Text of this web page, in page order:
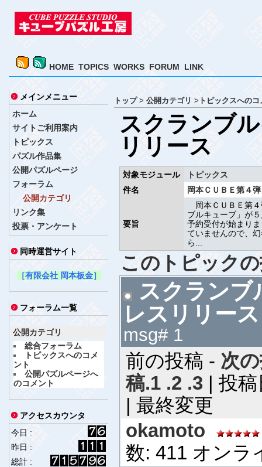
HOME TOPICS WORKS FORUM LINK
メインメニュー
ホーム
サイトご利用案内
トピックス
パズル作品集
公開パズルページ
フォーラム
公開カテゴリ
リンク集
投票・アンケート
同時運営サイト
［有限会社 岡本板金］
フォーラム一覧
公開カテゴリ
総合フォーラム
トピックスへのコメ
ント
公開パズルページへ
のコメント
アクセスカウンタ
今日 :
昨日 :
総計 :
トップ> 公開カテゴリ > トピックスへの
スクランブ
リリース
対象モジュール
トピックス
件名
岡本ＣＵＢＥ第４
要旨
岡本ＣＵＢＥ第４
ブルキューブ」が
予約受付が始まり
ていませんので、
ら...
このトピック
スクランブ
レスリリース
msg# 1
前の投稿 - 次
稿.1 .2 .3 | 投
| 最終変更
okamoto
数: 411 オンラ